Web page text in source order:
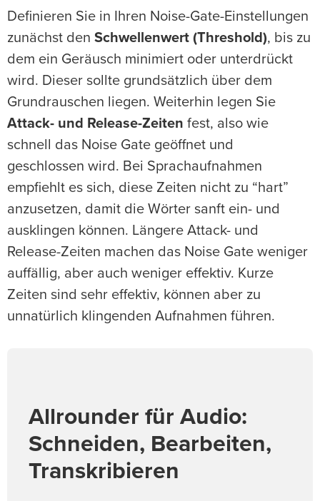
Definieren Sie in Ihren Noise-Gate-Einstellungen
zunächst den Schwellenwert (Threshold), bis zu
dem ein Geräusch minimiert oder unterdrückt
wird. Dieser sollte grundsätzlich über dem
Grundrauschen liegen. Weiterhin legen Sie
Attack- und Release-Zeiten fest, also wie
schnell das Noise Gate geöffnet und
geschlossen wird. Bei Sprachaufnahmen
empfiehlt es sich, diese Zeiten nicht zu “hart”
anzusetzen, damit die Wörter sanft ein- und
ausklingen können. Längere Attack- und
Release-Zeiten machen das Noise Gate weniger
auffällig, aber auch weniger effektiv. Kurze
Zeiten sind sehr effektiv, können aber zu
unnatürlich klingenden Aufnahmen führen.
Allrounder für Audio:
Schneiden, Bearbeiten,
Transkribieren